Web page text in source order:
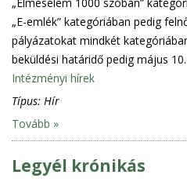
„E-emlék” kategóriában pedig
pályázatokat mindkét
beküldési határidő pedig május 10.
Intézményi hírek
Típus: Hír
Tovább »
Legyél krónikás